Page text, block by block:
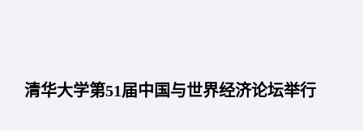
清华大学第51届中国与世界经济论坛举行